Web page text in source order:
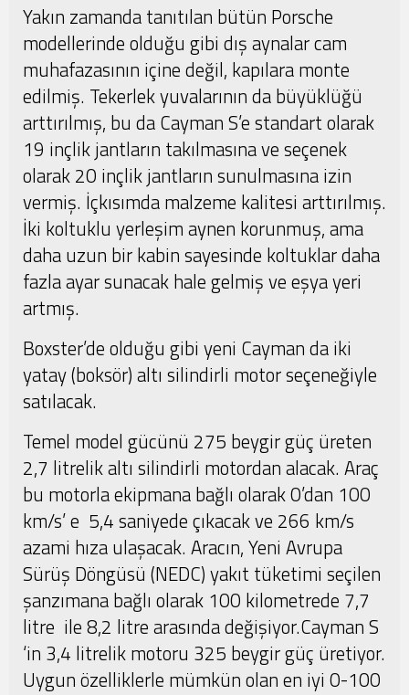
Yakın zamanda tanıtılan bütün Porsche
modellerinde olduğu gibi dış aynalar cam
muhafazasının içine değil, kapılara monte
edilmiş. Tekerlek yuvalarının da büyüklüğü
arttırılmış, bu da Cayman S’e standart olarak
19 inçlik jantların takılmasına ve seçenek
olarak 20 inçlik jantların sunulmasına izin
vermiş. İçkısımda malzeme kalitesi arttırılmış.
İki koltuklu yerleşim aynen korunmuş, ama
daha uzun bir kabin sayesinde koltuklar daha
fazla ayar sunacak hale gelmiş ve eşya yeri
artmış.
Boxster’de olduğu gibi yeni Cayman da iki
yatay (boksör) altı silindirli motor seçeneğiyle
satılacak.
Temel model gücünü 275 beygir güç üreten
2,7 litrelik altı silindirli motordan alacak. Araç
bu motorla ekipmana bağlı olarak 0’dan 100
km/s’ e 5,4 saniyede çıkacak ve 266 km/s
azami hıza ulaşacak. Aracın, Yeni Avrupa
Sürüş Döngüsü (NEDC) yakıt tüketimi seçilen
şanzımana bağlı olarak 100 kilometrede 7,7
litre ile 8,2 litre arasında değişiyor.Cayman S
‘in 3,4 litrelik motoru 325 beygir güç üretiyor.
Uygun özelliklerle mümkün olan en iyi 0-100